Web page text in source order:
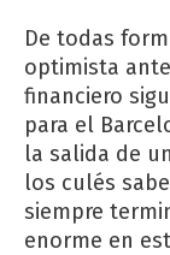
De todas
optimista
financiero
para el
la salida de
los culés
siempre
enorme en